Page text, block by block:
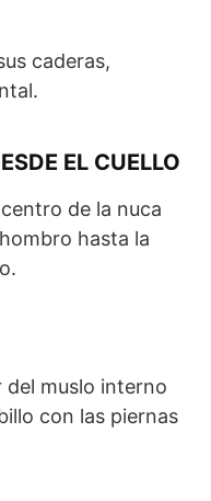
caderas,
EL CUELLO
de la nuca
hasta la
del muslo interno
con las piernas